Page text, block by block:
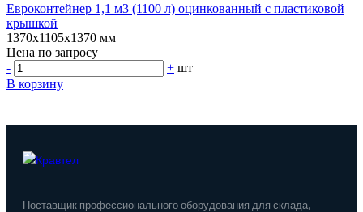
Евроконтейнер 1,1 м3 (1100 л) оцинкованный с пластиковой
крышкой
1370х1105х1370 мм
Цена по запросу
-
+ шт
В корзину
Поставщик профессионального оборудования для склада,